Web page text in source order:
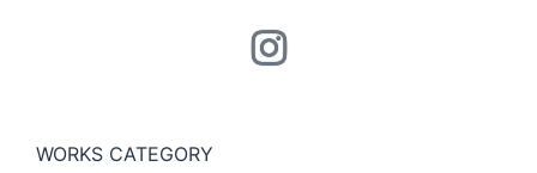
Instagram
WORKS CATEGORY